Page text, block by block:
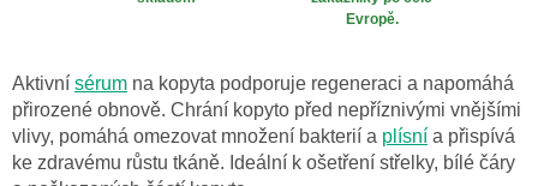
Evropě.
Aktivní sérum na kopyta podporuje regeneraci a napomáhá
přirozené obnově. Chrání kopyto před nepříznivými vnějšími
vlivy, pomáhá omezovat množení bakterií a plísní a přispívá
ke zdravému růstu tkáně. Ideální k ošetření střelky, bílé čáry